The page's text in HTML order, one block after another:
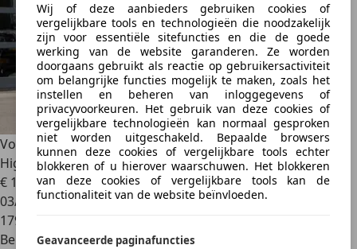
Wij of deze aanbieders gebruiken cookies of
vergelijkbare tools en technologieën die noodzakelijk
zijn voor essentiële sitefuncties en die de goede
werking van de website garanderen. Ze worden
doorgaans gebruikt als reactie op gebruikersactiviteit
om belangrijke functies mogelijk te maken, zoals het
instellen en beheren van inloggegevens of
privacyvoorkeuren. Het gebruik van deze cookies of
vergelijkbare technologieën kan normaal gesproken
niet worden uitgeschakeld. Bepaalde browsers
kunnen deze cookies of vergelijkbare tools echter
blokkeren of u hierover waarschuwen. Het blokkeren
van deze cookies of vergelijkbare tools kan de
functionaliteit van de website beïnvloeden.
Geavanceerde paginafuncties
Volkswagen Passat
1.4 TSI ACT
Highline|Stoelverwarming|ACC|Trekhaak|
€ 13.9441
03/2016
179.230 km
Benzine